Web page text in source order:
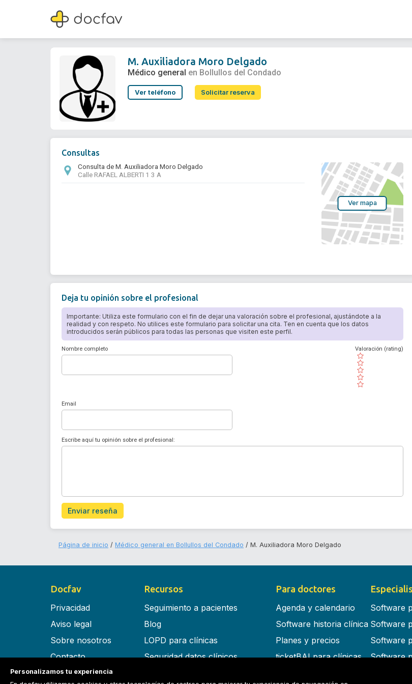
M. Auxiliadora Moro Delgado
Médico general
M. Auxiliadora Moro Delgado
Médico general en Bollullos del Condado
Ver teléfono Solicitar reserva
Consultas
Consulta de M. Auxiliadora Moro Delgado
Calle RAFAEL ALBERTI 1 3 A
Ver mapa
Deja tu opinión sobre el profesional
Importante: Utiliza este formulario con el fin de dejar una valoración sobre el profesional, ajustándote a la
realidad y con respeto. No utilices este formulario para solicitar una cita. Ten en cuenta que los datos
introducidos serán públicos para todas las personas que visiten este perfil.
Nombre completo
( )
( )
( )
( )
( )
Valoración (rating)
Email
Escribe aquí tu opinión sobre el profesional:
Enviar reseña
Página de inicio Médico general en Bollullos del Condado M. Auxiliadora Moro Delgado
Docfav
Privacidad
Aviso legal
Sobre nosotros
Contacto
Términos y condiciones
Recursos
Seguimiento a pacientes
Blog
LOPD para clínicas
Seguridad datos clínicos
Para doctores
Agenda y calendario
Software historia clínica
Planes y precios
ticketBAI para clínicas
Software
Software
Software
Software
Personalizamos tu experiencia